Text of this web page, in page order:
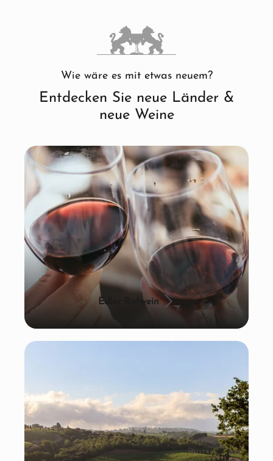
Wie wäre es mit etwas neuem?
Entdecken Sie neue Länder &
neue Weine
Edler Rotwein